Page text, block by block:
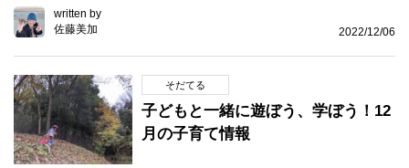
written by
佐藤美加
2022/12/06
そだてる
子どもと一緒に遊ぼう、学ぼう！12
月の子育て情報